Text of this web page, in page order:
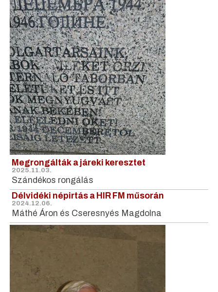
Megrongálták a járeki keresztet
2025.11.03.
Szándékos rongálás
Délvidéki népirtás a HIR FM műsorán
2024.12.06.
Máthé Áron és Cseresnyés Magdolna